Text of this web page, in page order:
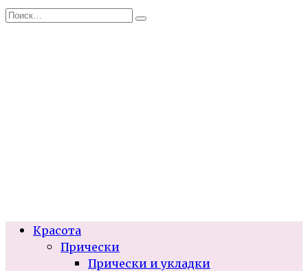
Перейти
Search
Красота
Прически
Прически и укладки